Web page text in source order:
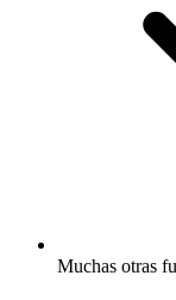
Muchas otras